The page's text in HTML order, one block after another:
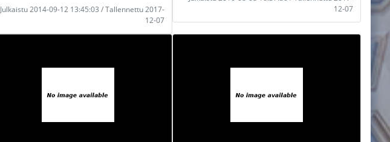
Julkaistu 2014-09-12 13:45:03 / Tallennettu 2017-
12-07
12-07